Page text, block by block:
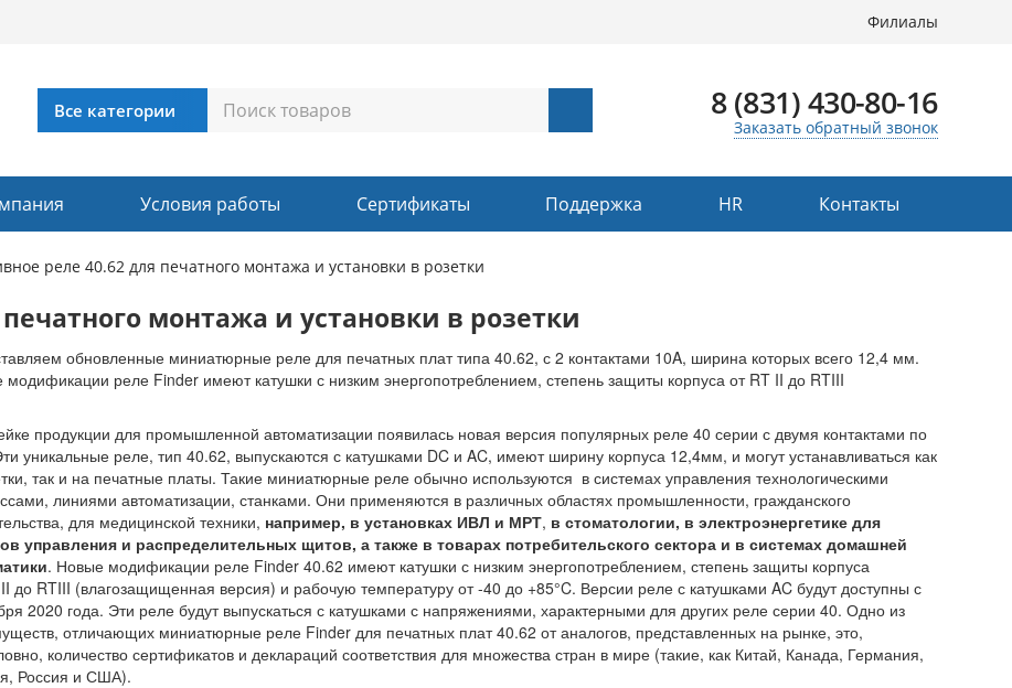
Филиалы
8 (831) 430-80-16
Заказать обратный звонок
Условия работы Сертификаты Поддержка HR Контакты
реле 40.62 для печатного монтажа и установки в розетки
монтажа и установки в розетки
обновленные миниатюрные реле для печатных плат типа 40.62, с 2 контактами 10A, ширина которых всего 12,4 мм.
модификации реле Finder имеют катушки с низким энергопотреблением, степень защиты корпуса от RT II до RTIII
продукции для промышленной автоматизации появилась новая версия популярных реле 40 серии с двумя контактами по
уникальные реле, тип 40.62, выпускаются с катушками DC и AC, имеют ширину корпуса 12,4мм, и могут устанавливаться как
так и на печатные платы. Такие миниатюрные реле обычно используются в системах управления технологическими
линиями автоматизации, станками. Они применяются в различных областях промышленности, гражданского
для медицинской техники, например, в установках ИВЛ и МРТ, в стоматологии, в электроэнергетике для
управления и распределительных щитов, а также в товарах потребительского сектора и в системах домашней
. Новые модификации реле Finder 40.62 имеют катушки с низким энергопотреблением, степень защиты корпуса
до RTIII (влагозащищенная версия) и рабочую температуру от -40 до +85°C. Версии реле с катушками AC будут доступны с
2020 года. Эти реле будут выпускаться с катушками с напряжениями, характерными для других реле серии 40. Одно из
отличающих миниатюрные реле Finder для печатных плат 40.62 от аналогов, представленных на рынке, это,
количество сертификатов и деклараций соответствия для множества стран в мире (такие, как Китай, Канада, Германия,
Россия и США).